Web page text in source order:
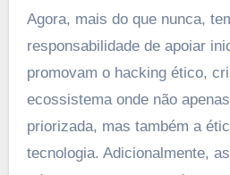
Agora, mais do que nunca,
responsabilidade de apoiar
promovam o hacking ético,
ecossistema onde não
priorizada, mas também a
tecnologia. Adicionalmente,